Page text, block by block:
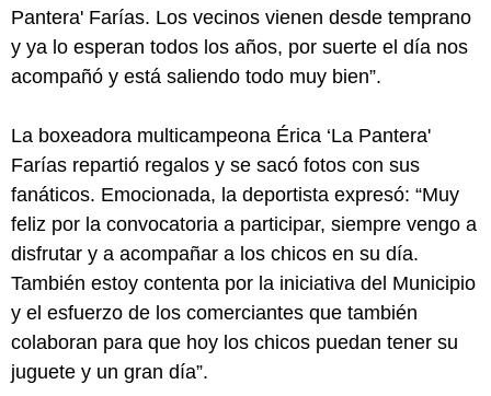
Pantera' Farías. Los vecinos vienen desde temprano
y ya lo esperan todos los años, por suerte el día nos
acompañó y está saliendo todo muy bien”.
La boxeadora multicampeona Érica ‘La Pantera'
Farías repartió regalos y se sacó fotos con sus
fanáticos. Emocionada, la deportista expresó: “Muy
feliz por la convocatoria a participar, siempre vengo a
disfrutar y a acompañar a los chicos en su día.
También estoy contenta por la iniciativa del Municipio
y el esfuerzo de los comerciantes que también
colaboran para que hoy los chicos puedan tener su
juguete y un gran día”.